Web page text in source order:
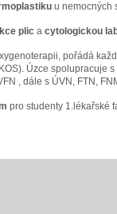
u nemocných
plic a cytologickou
pořádá
Úzce spolupracuje
, dále s ÚVN, FTN,
pro studenty 1.lékařské